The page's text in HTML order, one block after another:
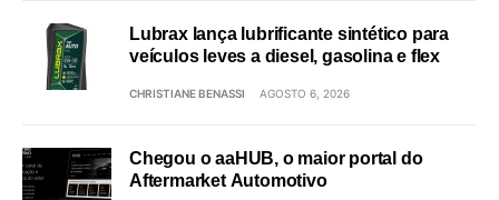
Lubrax lança lubrificante sintético para
veículos leves a diesel, gasolina e flex
CHRISTIANE BENASSI AGOSTO 6, 2026
Chegou o aaHUB, o maior portal do
Aftermarket Automotivo